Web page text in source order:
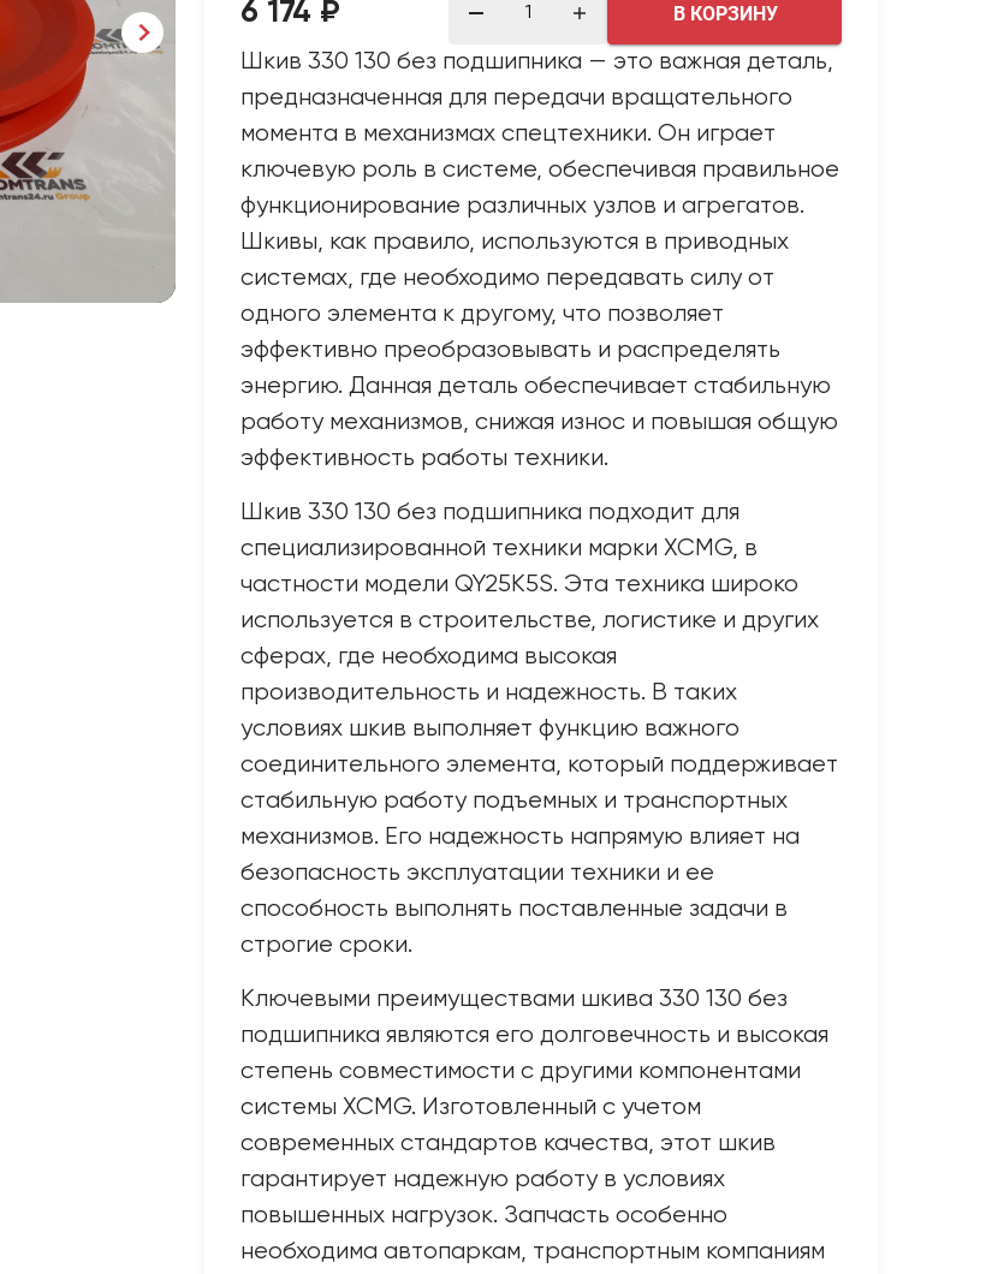
6 174 ₽ В КОРЗИНУ
Шкив 330 130 без подшипника — это важная деталь,
предназначенная для передачи вращательного
момента в механизмах спецтехники. Он играет
ключевую роль в системе, обеспечивая правильное
функционирование различных узлов и агрегатов.
Шкивы, как правило, используются в приводных
системах, где необходимо передавать силу от
одного элемента к другому, что позволяет
эффективно преобразовывать и распределять
энергию. Данная деталь обеспечивает стабильную
работу механизмов, снижая износ и повышая общую
эффективность работы техники.
Шкив 330 130 без подшипника подходит для
специализированной техники марки XCMG, в
частности модели QY25K5S. Эта техника широко
используется в строительстве, логистике и других
сферах, где необходима высокая
производительность и надежность. В таких
условиях шкив выполняет функцию важного
соединительного элемента, который поддерживает
стабильную работу подъемных и транспортных
механизмов. Его надежность напрямую влияет на
безопасность эксплуатации техники и ее
способность выполнять поставленные задачи в
строгие сроки.
Ключевыми преимуществами шкива 330 130 без
подшипника являются его долговечность и высокая
степень совместимости с другими компонентами
системы XCMG. Изготовленный с учетом
современных стандартов качества, этот шкив
гарантирует надежную работу в условиях
повышенных нагрузок. Запчасть особенно
необходима автопаркам, транспортным компаниям